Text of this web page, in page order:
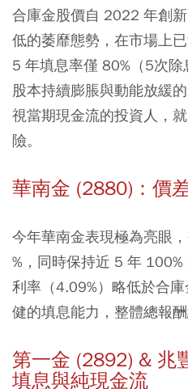
合庫金股價自 2022 年創
低的萎靡態勢，在市場上
5 年填息率僅 80%（5次
股本持續膨脹與動能放緩
視當期現金流的投資人，
險。
華南金 (2880)：價
今年華南金表現極為亮眼
%，同時保持近 5 年
利率（4.09%）略低於合
健的填息能力，整體總報酬
第一金 (2892) & 兆
填息與純現金流